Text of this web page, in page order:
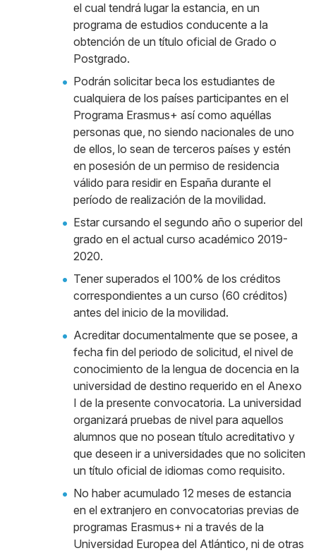
el cual tendrá lugar la estancia, en un
programa de estudios conducente a la
obtención de un título oficial de Grado o
Postgrado.
Podrán solicitar beca los estudiantes de
cualquiera de los países participantes en el
Programa Erasmus+ así como aquéllas
personas que, no siendo nacionales de uno
de ellos, lo sean de terceros países y estén
en posesión de un permiso de residencia
válido para residir en España durante el
período de realización de la movilidad.
Estar cursando el segundo año o superior del
grado en el actual curso académico 2019-
2020.
Tener superados el 100% de los créditos
correspondientes a un curso (60 créditos)
antes del inicio de la movilidad.
Acreditar documentalmente que se posee, a
fecha fin del periodo de solicitud, el nivel de
conocimiento de la lengua de docencia en la
universidad de destino requerido en el Anexo
I de la presente convocatoria. La universidad
organizará pruebas de nivel para aquellos
alumnos que no posean título acreditativo y
que deseen ir a universidades que no soliciten
un título oficial de idiomas como requisito.
No haber acumulado 12 meses de estancia
en el extranjero en convocatorias previas de
programas Erasmus+ ni a través de la
Universidad Europea del Atlántico, ni de otras